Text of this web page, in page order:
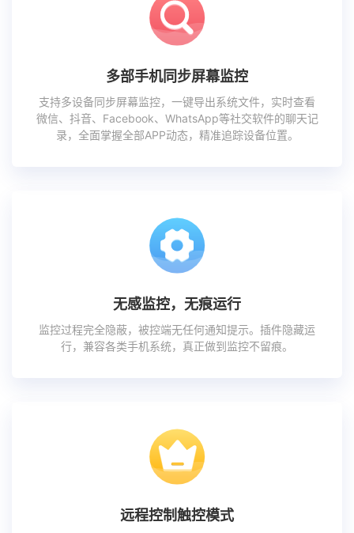
多部手机同步屏幕监控
支持多设备同步屏幕监控，一键导出系统文件，实时查看
微信、抖音、Facebook、WhatsApp等社交软件的聊天记
录，全面掌握全部APP动态，精准追踪设备位置。
无感监控，无痕运行
监控过程完全隐蔽，被控端无任何通知提示。插件隐藏运
行，兼容各类手机系统，真正做到监控不留痕。
远程控制触控模式